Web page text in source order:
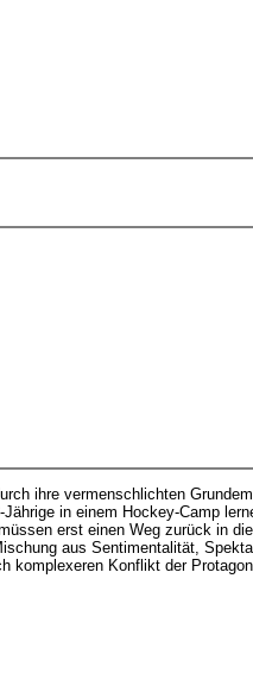
ihre vermenschlichten
in einem Hockey-Camp
erst einen Weg zurück in
aus Sentimentalität,
komplexeren Konflikt der